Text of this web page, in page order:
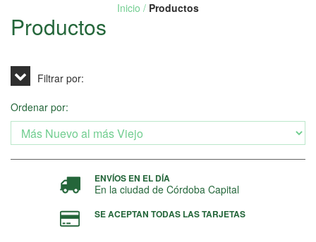
Inicio / Productos
Productos
Filtrar por:
Ordenar por:
ENVÍOS EN EL DÍA
En la ciudad de Córdoba Capital
SE ACEPTAN TODAS LAS TARJETAS